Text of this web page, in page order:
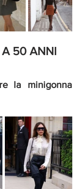
50 ANNI
la minigonna